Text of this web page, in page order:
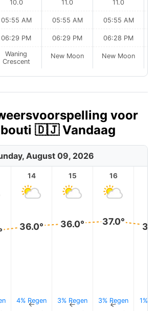
10.0
05:55 AM
06:29 PM
Waning
Crescent
11.0
05:55 AM
06:29 PM
New Moon
11.0
05:55 AM
06:28 PM
New Moon
voor
🇩🇯 Vandaag
August 09, 2026
14
36.0°
4% Regen
↑
15
36.0°
3% Regen
↑
16
37.0°
3% Regen
↑ 1%